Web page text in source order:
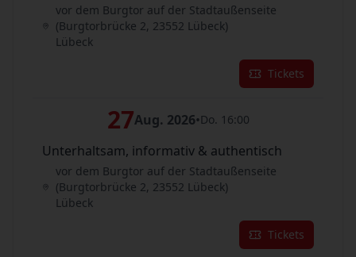
vor dem Burgtor auf der Stadtaußenseite
(Burgtorbrücke 2, 23552 Lübeck)
Lübeck
Tickets
27Aug. 2026•Do. 16:00
Unterhaltsam, informativ & authentisch
vor dem Burgtor auf der Stadtaußenseite
(Burgtorbrücke 2, 23552 Lübeck)
Lübeck
Tickets